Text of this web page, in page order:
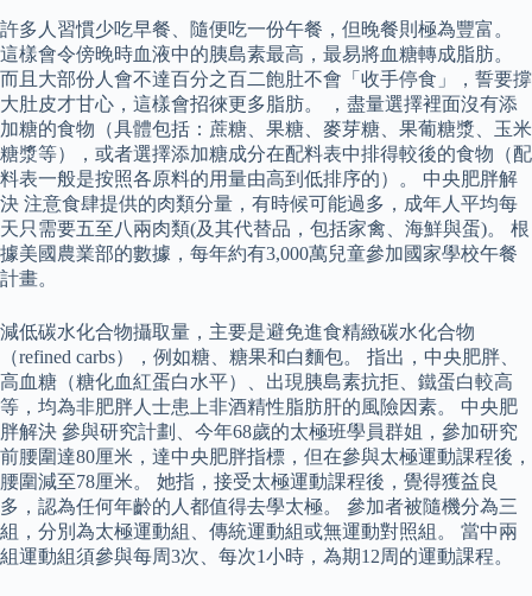
許多人習慣少吃早餐、隨便吃一份午餐，但晚餐則極為豐富。
這樣會令傍晚時血液中的胰島素最高，最易將血糖轉成脂肪。
而且大部份人會不達百分之百二飽肚不會「收手停食」，誓要撐
大肚皮才甘心，這樣會招徠更多脂肪。 ，盡量選擇裡面沒有添
加糖的食物（具體包括：蔗糖、果糖、麥芽糖、果葡糖漿、玉米
糖漿等），或者選擇添加糖成分在配料表中排得較後的食物（配
料表一般是按照各原料的用量由高到低排序的）。 中央肥胖解
決 注意食肆提供的肉類分量，有時候可能過多，成年人平均每
天只需要五至八兩肉類(及其代替品，包括家禽、海鮮與蛋)。 根
據美國農業部的數據，每年約有3,000萬兒童參加國家學校午餐
計畫。
減低碳水化合物攝取量，主要是避免進食精緻碳水化合物
（refined carbs），例如糖、糖果和白麵包。 指出，中央肥胖、
高血糖（糖化血紅蛋白水平）、出現胰島素抗拒、鐵蛋白較高
等，均為非肥胖人士患上非酒精性脂肪肝的風險因素。 中央肥
胖解決 參與研究計劃、今年68歲的太極班學員群姐，參加研究
前腰圍達80厘米，達中央肥胖指標，但在參與太極運動課程後，
腰圍減至78厘米。 她指，接受太極運動課程後，覺得獲益良
多，認為任何年齡的人都值得去學太極。 參加者被隨機分為三
組，分別為太極運動組、傳統運動組或無運動對照組。 當中兩
組運動組須參與每周3次、每次1小時，為期12周的運動課程。